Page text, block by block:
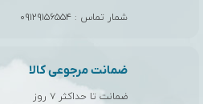
شمار تماس : ۰۹۱۲۹۱۵۶۵۵۴
ضمانت مرجوعی کالا
ضمانت تا حداکثر ۷ روز